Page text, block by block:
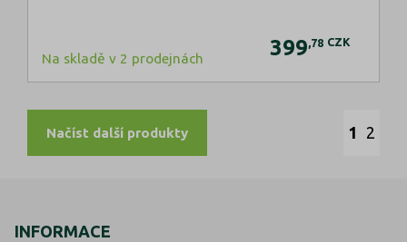
Na skladě v 2 prodejnách 399 ,78 CZK
Načíst další produkty 1 2
INFORMACE